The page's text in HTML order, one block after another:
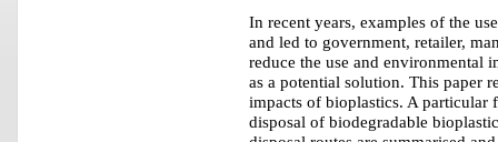
In recent years, examples of the
and led to government, retailer,
reduce the use and environmental
as a potential solution. This paper
impacts of bioplastics. A particular
disposal of biodegradable